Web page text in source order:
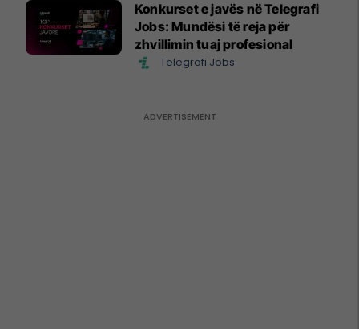
Konkurset e javës në Telegrafi
Jobs: Mundësi të reja për
zhvillimin tuaj profesional
Telegrafi Jobs